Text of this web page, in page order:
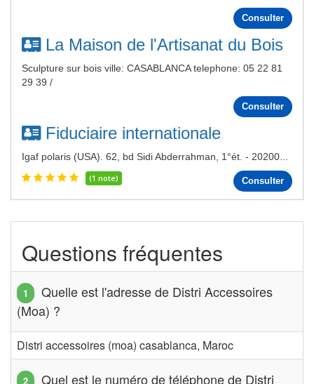
Consulter
La Maison de l'Artisanat du Bois
Sculpture sur bois ville: CASABLANCA telephone: 05 22 81
29 39 /
Consulter
Fiduciaire internationale
Igaf polaris (USA). 62, bd Sidi Abderrahman, 1°ét. - 20200...
(1 note) Consulter
Questions fréquentes
Quelle est l'adresse de Distri Accessoires
(Moa) ?
Distri accessoires (moa) casablanca, Maroc
Quel est le numéro de téléphone de Distri